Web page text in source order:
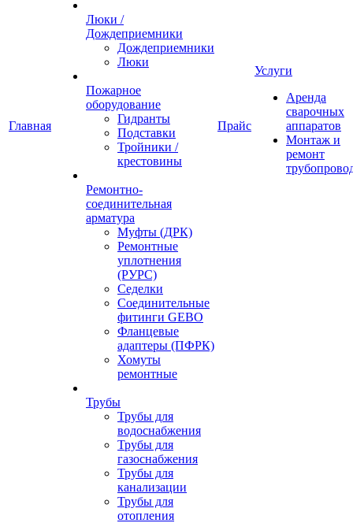
Главная
Люки /
Дождеприемники
Дождеприемники
Люки
Пожарное
оборудование
Гидранты
Подставки
Тройники /
крестовины
Ремонтно-
соединительная
арматура
Муфты (ДРК)
Ремонтные
уплотнения
(РУРС)
Седелки
Соединительные
фитинги GEBO
Фланцевые
адаптеры (ПФРК)
Хомуты
ремонтные
Трубы
Трубы для
водоснабжения
Трубы для
газоснабжения
Трубы для
канализации
Трубы для
отопления
Прайс
Услуги
Аренда
сварочных
аппаратов
Монтаж и
ремонт